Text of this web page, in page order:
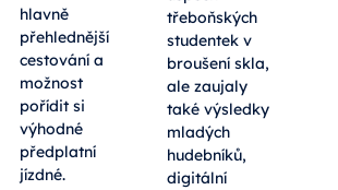
hlavně
přehlednější
cestování a
možnost
pořídit si
výhodné
předplatní
jízdné.
třeboňských
studentek v
broušení skla,
ale zaujaly
také výsledky
mladých
hudebníků,
digitální